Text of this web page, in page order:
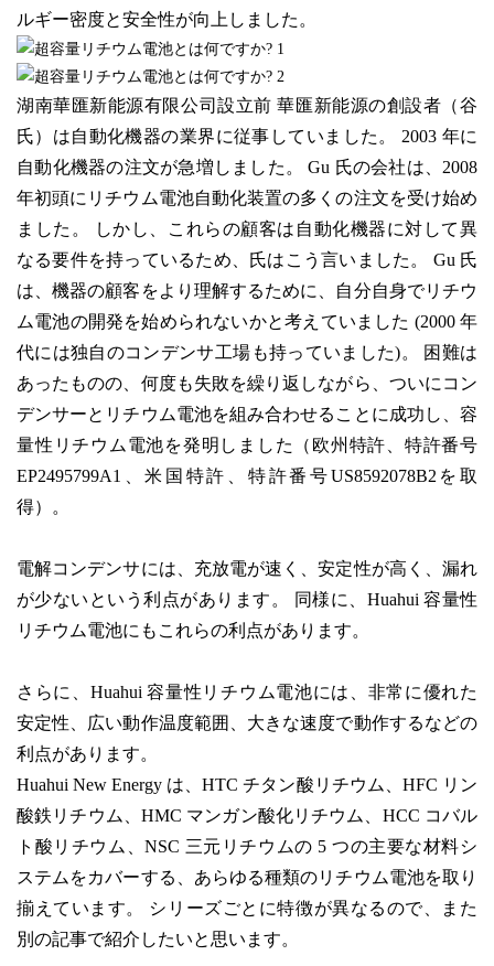
ルギー密度と安全性が向上しました。
湖南華匯新能源有限公司設立前 華匯新能源の創設者（谷
氏）は自動化機器の業界に従事していました。 2003 年に
自動化機器の注文が急増しました。 Gu 氏の会社は、2008
年初頭にリチウム電池自動化装置の多くの注文を受け始め
ました。 しかし、これらの顧客は自動化機器に対して異
なる要件を持っているため、氏はこう言いました。 Gu 氏
は、機器の顧客をより理解するために、自分自身でリチウ
ム電池の開発を始められないかと考えていました (2000 年
代には独自のコンデンサ工場も持っていました)。 困難は
あったものの、何度も失敗を繰り返しながら、ついにコン
デンサーとリチウム電池を組み合わせることに成功し、容
量性リチウム電池を発明しました（欧州特許、特許番号
EP2495799A1、米国特許、特許番号US8592078B2を取
得）。
電解コンデンサには、充放電が速く、安定性が高く、漏れ
が少ないという利点があります。 同様に、Huahui 容量性
リチウム電池にもこれらの利点があります。
さらに、Huahui 容量性リチウム電池には、非常に優れた
安定性、広い動作温度範囲、大きな速度で動作するなどの
利点があります。
Huahui New Energy は、HTC チタン酸リチウム、HFC リン
酸鉄リチウム、HMC マンガン酸化リチウム、HCC コバル
ト酸リチウム、NSC 三元リチウムの 5 つの主要な材料シ
ステムをカバーする、あらゆる種類のリチウム電池を取り
揃えています。 シリーズごとに特徴が異なるので、また
別の記事で紹介したいと思います。